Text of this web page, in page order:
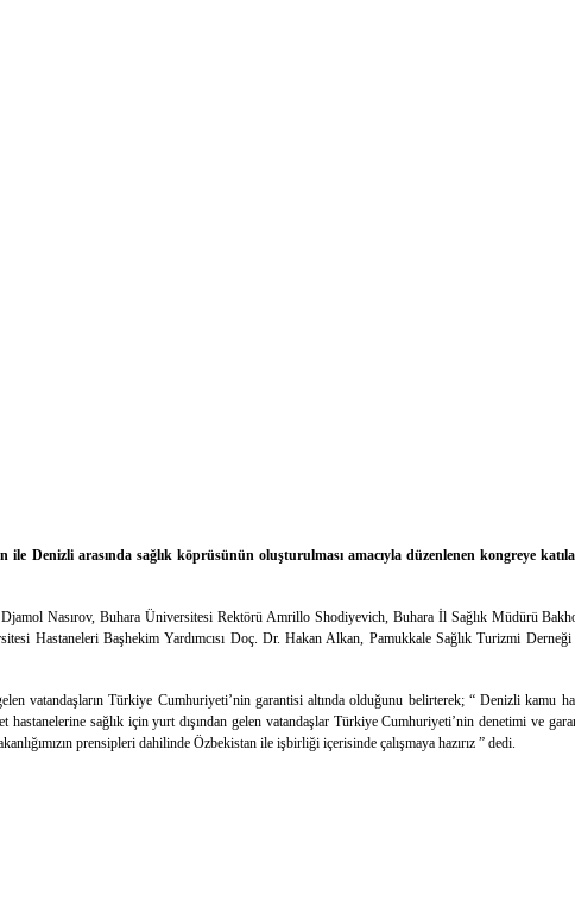
Denizli arasında sağlık köprüsünün oluşturulması amacıyla düzenlenen kongreye
Nasırov, Buhara Üniversitesi Rektörü Amrillo Shodiyevich, Buhara İl Sağlık Müdürü
Hastaneleri Başhekim Yardımcısı Doç. Dr. Hakan Alkan, Pamukkale Sağlık Turizmi
vatandaşların Türkiye Cumhuriyeti’nin garantisi altında olduğunu belirterek; “ Denizli kamu
sağlık için yurt dışından gelen vatandaşlar Türkiye Cumhuriyeti’nin denetimi ve
prensipleri dahilinde Özbekistan ile işbirliği içerisinde çalışmaya hazırız ” dedi.